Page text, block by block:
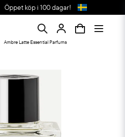
Öppet köp i 100 dagar!
Ambre Latte Essential Parfums